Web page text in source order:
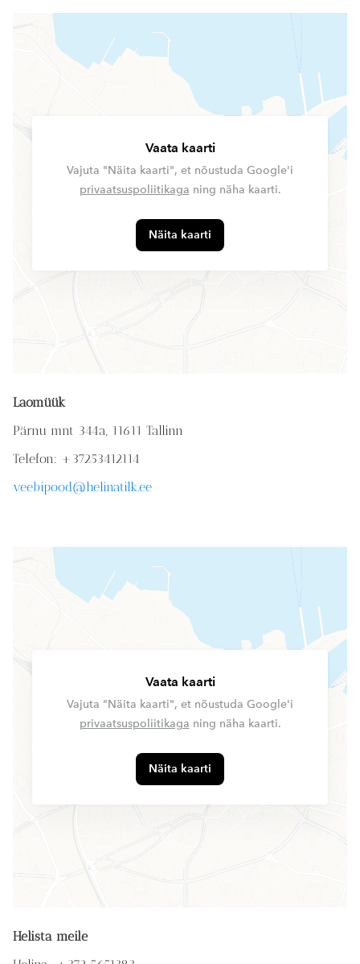
Vaata kaarti
Vajuta "Näita kaarti", et nõustuda Google'i
privaatsuspoliitikaga ning näha kaarti.
Näita kaarti
Laomüük
Pärnu mnt 344a, 11611 Tallinn
Telefon: +37253412114
veebipood@helinatilk.ee
Vaata kaarti
Vajuta "Näita kaarti", et nõustuda Google'i
privaatsuspoliitikaga ning näha kaarti.
Näita kaarti
Helista meile